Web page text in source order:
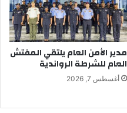
مدير الأمن العام يلتقي المفتش
العام للشرطة الرواندية
أغسطس 7, 2026